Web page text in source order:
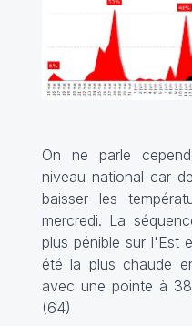
On ne parle
niveau national car
baisser les
mercredi. La
plus pénible sur l'Est
été la plus chaude
avec une pointe à
(64)